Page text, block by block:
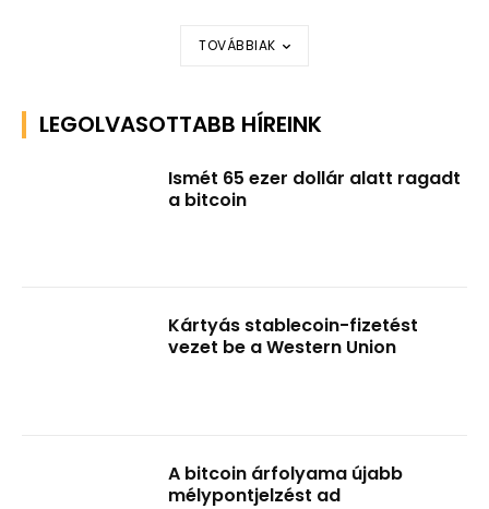
TOVÁBBIAK
LEGOLVASOTTABB HÍREINK
Ismét 65 ezer dollár alatt ragadt
a bitcoin
Kártyás stablecoin-fizetést
vezet be a Western Union
A bitcoin árfolyama újabb
mélypontjelzést ad